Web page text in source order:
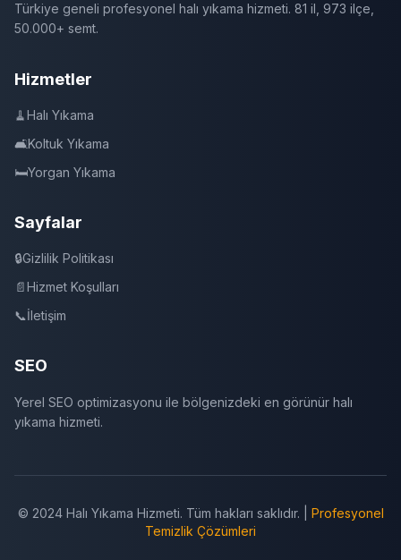
Türkiye geneli profesyonel halı yıkama hizmeti. 81 il, 973 ilçe,
50.000+ semt.
Hizmetler
🧹Halı Yıkama
🛋️Koltuk Yıkama
🛏️Yorgan Yıkama
Sayfalar
🔒Gizlilik Politikası
📄Hizmet Koşulları
📞İletişim
SEO
Yerel SEO optimizasyonu ile bölgenizdeki en görünür halı
yıkama hizmeti.
© 2024 Halı Yıkama Hizmeti. Tüm hakları saklıdır. | Profesyonel
Temizlik Çözümleri